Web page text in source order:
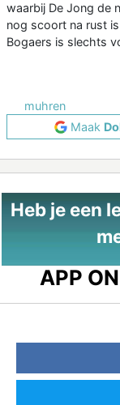
waarbij De Jong de
nog scoort na rust
Bogaers is slechts
muhren
Maak
Heb je een
APP